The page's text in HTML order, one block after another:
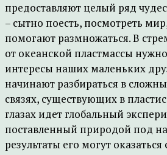
предоставляют целый ряд
– сытно поесть, посмотреть
помогают размножаться. В
от океанской пластмассы
интересы наших маленьких
начинают разбираться в
связях, существующих в
глазах идет глобальный
поставленный природой под
результаты его могут